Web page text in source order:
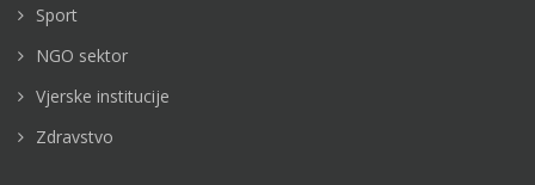
Sport
NGO sektor
Vjerske institucije
Zdravstvo